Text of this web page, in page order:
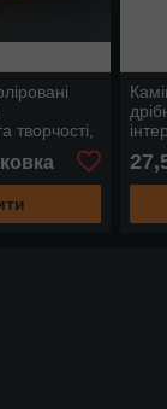
творчості,
від